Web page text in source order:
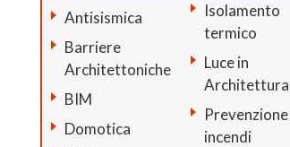
Antisismica
Barriere
Architettoniche
BIM
Domotica
Isolamento
termico
Luce in
Architettura
Prevenzione
incendi